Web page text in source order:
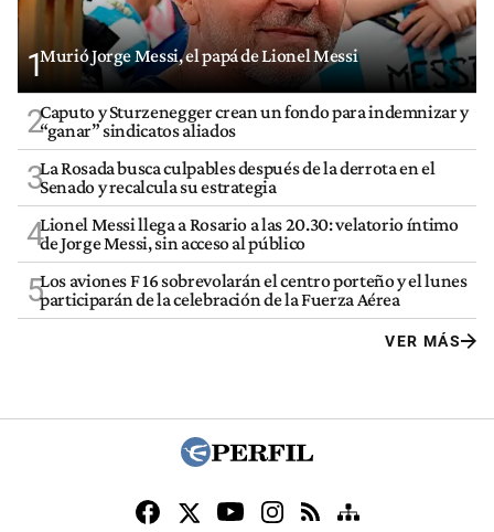
1Murió Jorge Messi, el papá de Lionel Messi
2Caputo y Sturzenegger crean un fondo para indemnizar y
“ganar” sindicatos aliados
3La Rosada busca culpables después de la derrota en el
Senado y recalcula su estrategia
4Lionel Messi llega a Rosario a las 20.30: velatorio íntimo
de Jorge Messi, sin acceso al público
5Los aviones F 16 sobrevolarán el centro porteño y el lunes
participarán de la celebración de la Fuerza Aérea
VER MÁS